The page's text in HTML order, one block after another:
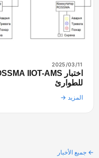
2025/03/11
للطوارئ
المزيد →
الأخبار